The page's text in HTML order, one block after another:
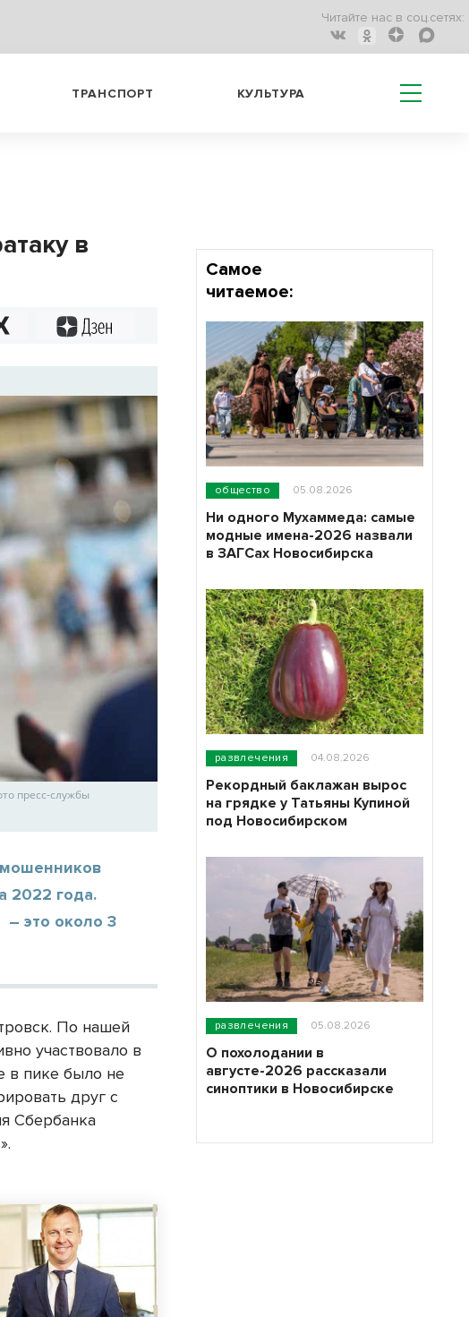
Читайте нас в соц.сетях:
ТРАНСПОРТ КУЛЬТУРА
в
пресс-службы
2022 года.
– это около 3
По нашей
участвовало в
в пике было не
друг с
Сбербанка
Самое
читаемое:
общество 05.08.2026
Ни одного Мухаммеда: самые
модные имена-2026 назвали
в ЗАГСах Новосибирска
развлечения 04.08.2026
Рекордный баклажан вырос
на грядке у Татьяны Купиной
под Новосибирском
развлечения 05.08.2026
О похолодании в
августе-2026 рассказали
синоптики в Новосибирске